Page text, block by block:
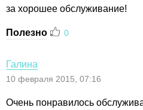
за хорошее обслуживание!
Полезно 0
Галина
10 февраля 2015, 07:16
Очень понравилось